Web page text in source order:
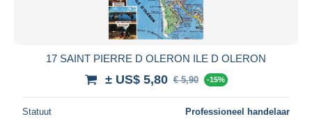
17 SAINT PIERRE D OLERON ILE D OLERON
± US$ 5,80 € 5,90 -15%
Statuut Professioneel handelaar